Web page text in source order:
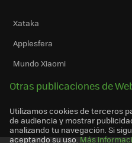
Xataka
Applesfera
Mundo Xiaomi
Otras publicaciones de
Utilizamos cookies de terceros
de audiencia y mostrar
analizando tu navegación. Si
aceptando su uso. Más